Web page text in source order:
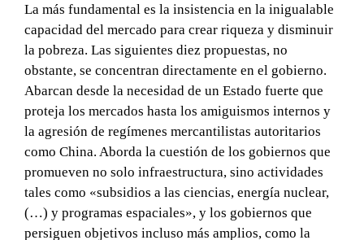
La más fundamental es la insistencia en la inigualable
capacidad del mercado para crear riqueza y disminuir
la pobreza. Las siguientes diez propuestas, no
obstante, se concentran directamente en el gobierno.
Abarcan desde la necesidad de un Estado fuerte que
proteja los mercados hasta los amiguismos internos y
la agresión de regímenes mercantilistas autoritarios
como China. Aborda la cuestión de los gobiernos que
promueven no solo infraestructura, sino actividades
tales como «subsidios a las ciencias, energía nuclear,
(…) y programas espaciales», y los gobiernos que
persiguen objetivos incluso más amplios, como la